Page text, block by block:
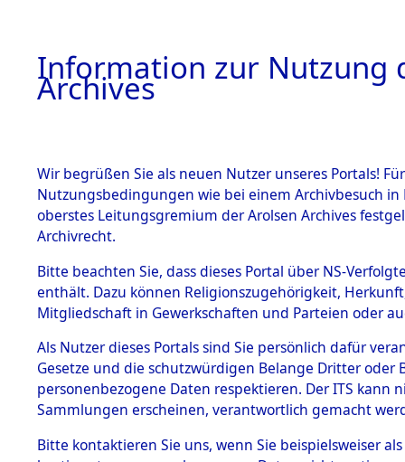
BESTÄNDE
1.
mente
5. Verschiedenes
5.3
Todesmärsche
5.3.1 Alliierte
Erhebungen
und
Information zur Nutzung
Archives
Wir begrüßen Sie als neuen Nutzer unseres Portals!
Nutzungsbedingungen wie bei einem Archivbesuch
oberstes Leitungsgremium der Arolsen Archives
Archivrecht.
Bitte beachten Sie, dass dieses Portal über NS-
enthält. Dazu können Religionszugehörigkeit,
Mitgliedschaft in Gewerkschaften und Parteien oder
Als Nutzer dieses Portals sind Sie persönlich dafür
Gesetze und die schutzwürdigen Belange Dritter
personenbezogene Daten respektieren. Der ITS
Sammlungen erscheinen, verantwortlich gemacht
Bitte kontaktieren Sie uns, wenn Sie beispielsweiser